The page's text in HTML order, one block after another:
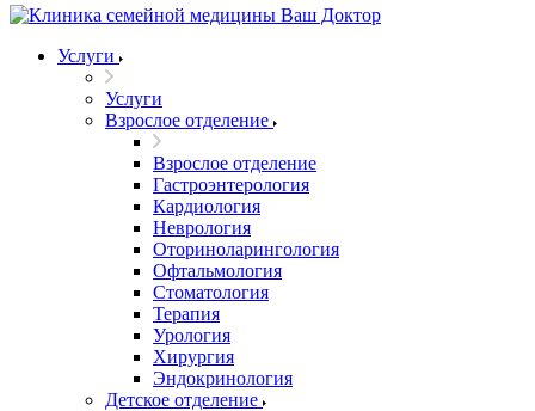
Услуги
Услуги
Взрослое отделение
Взрослое отделение
Гастроэнтерология
Кардиология
Неврология
Оториноларингология
Офтальмология
Стоматология
Терапия
Урология
Хирургия
Эндокринология
Детское отделение